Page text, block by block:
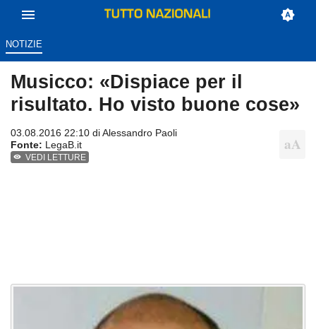
NOTIZIE
Musicco: «Dispiace per il
risultato. Ho visto buone cose»
03.08.2016 22:10 diAlessandro Paoli
Fonte: LegaB.it
VEDI LETTURE